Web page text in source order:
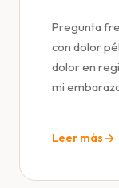
Pregunta
con dolor
dolor en
mi
Leer más